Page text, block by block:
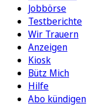
Jobbörse
Testberichte
Wir Trauern
Anzeigen
Kiosk
Bütz Mich
Hilfe
Abo kündigen